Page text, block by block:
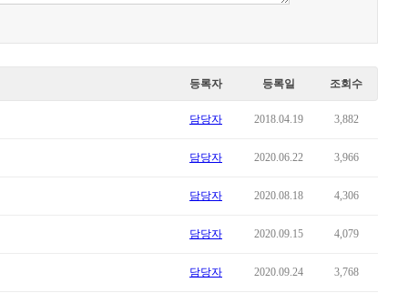
등록자 등록일 조회수
담당자 2018.04.19 3,882
담당자 2020.06.22 3,966
담당자 2020.08.18 4,306
담당자 2020.09.15 4,079
담당자 2020.09.24 3,768